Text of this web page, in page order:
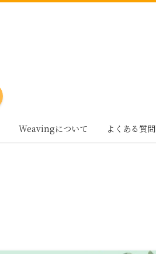
Weavingについて よくある質問